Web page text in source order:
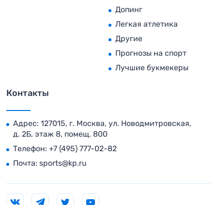
Допинг
Легкая атлетика
Другие
Прогнозы на спорт
Лучшие букмекеры
Контакты
Адрес: 127015, г. Москва, ул. Новодмитровская,
д. 2Б, этаж 8, помещ. 800
Телефон: +7 (495) 777-02-82
Почта: sports@kp.ru